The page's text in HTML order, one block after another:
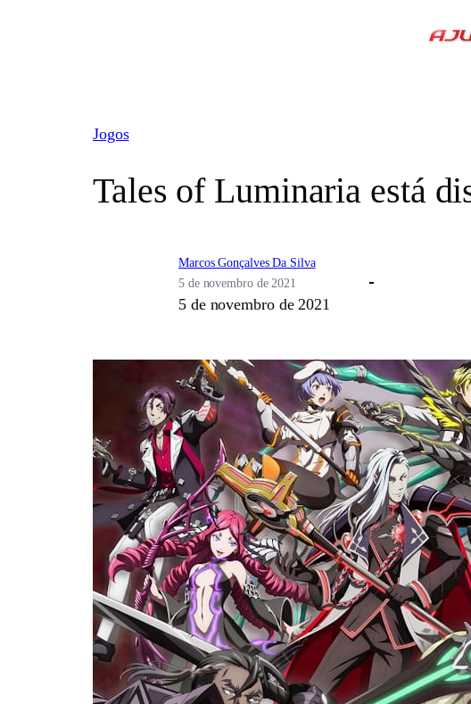
Jogos
Tales of Luminaria está
Marcos Gonçalves Da Silva
5 de novembro de 2021
5 de novembro de 2021